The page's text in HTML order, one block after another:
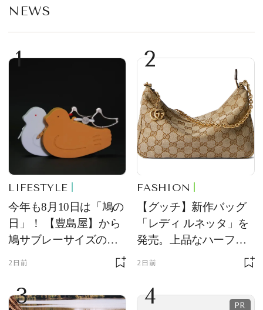
NEWS
1
LIFESTYLE
今年も8月10日は「鳩の
日」！ 【豊島屋】から
鳩サブレーサイズのポ
ーチ「はとっこ」を限
2日前
2
FASHION
【グッチ】新作バッグ
「レディ ルネッタ」を
発売。上品なハーフム
ーン型がスタイリング
2日前
3 4